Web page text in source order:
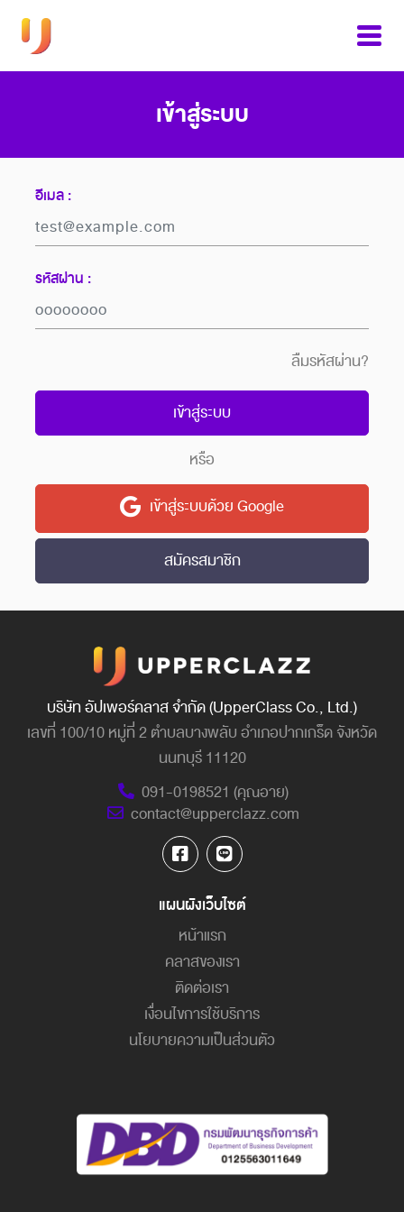
เข้าสู่ระบบ
อีเมล :
รหัสผ่าน :
ลืมรหัสผ่าน?
เข้าสู่ระบบ
หรือ
เข้าสู่ระบบด้วย Google
สมัครสมาชิก
บริษัท อัปเพอร์คลาส จำกัด (UpperClass Co., Ltd.)
เลขที่ 100/10 หมู่ที่ 2 ตำบลบางพลับ อำเภอปากเกร็ด จังหวัด
นนทบุรี 11120
091-0198521 (คุณอาย)
contact@upperclazz.com
แผนผังเว็บไซต์
หน้าแรก
คลาสของเรา
ติดต่อเรา
เงื่อนไขการใช้บริการ
นโยบายความเป็นส่วนตัว